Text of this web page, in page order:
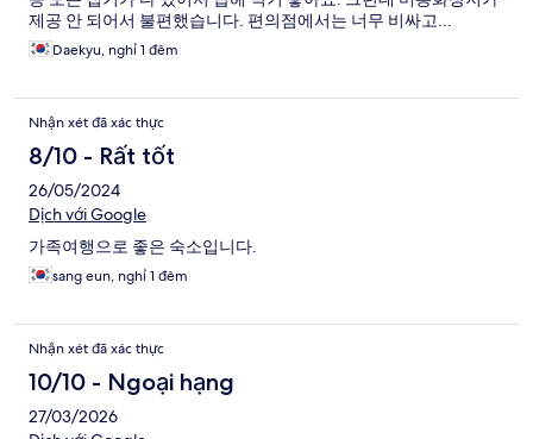
제공 안 되어서 불편했습니다. 편의점에서는 너무 비싸고...
Daekyu, nghỉ 1 đêm
Nhận xét đã xác thực
8/10 - Rất tốt
26/05/2024
Dịch với Google
가족여행으로 좋은 숙소입니다.
sang eun, nghỉ 1 đêm
Nhận xét đã xác thực
10/10 - Ngoại hạng
27/03/2026